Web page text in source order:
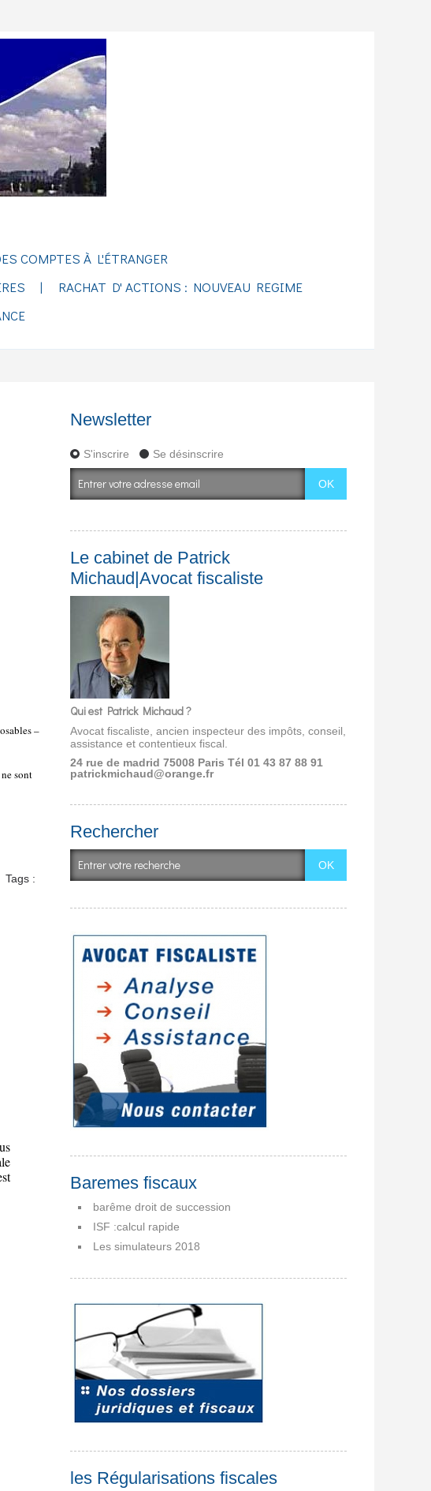
COMPTES À L'ÉTRANGER
RACHAT D' ACTIONS : NOUVEAU REGIME
–
ne sont
Tags :
Newsletter
S'inscrire Se désinscrire
Le cabinet de Patrick
Michaud|Avocat fiscaliste
Qui est Patrick Michaud ?
Avocat fiscaliste, ancien inspecteur des impôts, conseil,
assistance et contentieux fiscal.
24 rue de madrid 75008 ParisTél 01 43 87 88 91
patrickmichaud@orange.fr
Rechercher
Baremes fiscaux
barême droit de succession
ISF :calcul rapide
Les simulateurs 2018
les Régularisations fiscales